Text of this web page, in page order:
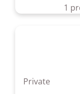
1
Private